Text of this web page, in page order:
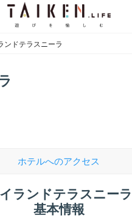
ンドテラスニーラ
ホテルへのアクセス
ランドテラスニーラ
基本情報